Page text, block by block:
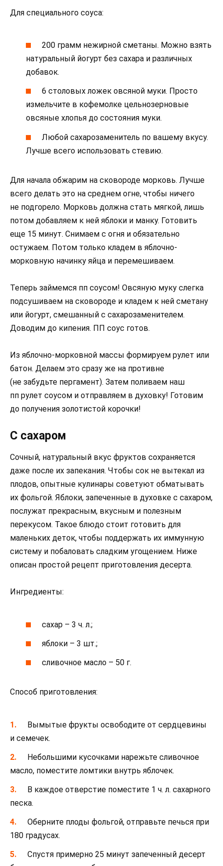
Для специального соуса:
200 грамм нежирной сметаны. Можно взять
натуральный йогурт без сахара и различных
добавок.
6 столовых ложек овсяной муки. Просто
измельчите в кофемолке цельнозерновые
овсяные хлопья до состояния муки.
Любой сахарозаменитель по вашему вкусу.
Лучше всего использовать стевию.
Для начала обжарим на сковороде морковь. Лучше
всего делать это на среднем огне, чтобы ничего
не подгорело. Морковь должна стать мягкой, лишь
потом добавляем к ней яблоки и манку. Готовить
еще 15 минут. Снимаем с огня и обязательно
остужаем. Потом только кладем в яблочно-
морковную начинку яйца и перемешиваем.
Теперь займемся пп соусом! Овсяную муку слегка
подсушиваем на сковороде и кладем к ней сметану
или йогурт, смешанный с сахарозаменителем.
Доводим до кипения. ПП соус готов.
Из яблочно-морковной массы формируем рулет или
батон. Делаем это сразу же на противне
(не забудьте пергамент). Затем поливаем наш
пп рулет соусом и отправляем в духовку! Готовим
до получения золотистой корочки!
С сахаром
Сочный, натуральный вкус фруктов сохраняется
даже после их запекания. Чтобы сок не вытекал из
плодов, опытные кулинары советуют обматывать
их фольгой. Яблоки, запеченные в духовке с сахаром,
послужат прекрасным, вкусным и полезным
перекусом. Такое блюдо стоит готовить для
маленьких деток, чтобы поддержать их иммунную
систему и побаловать сладким угощением. Ниже
описан простой рецепт приготовления десерта.
Ингредиенты:
сахар – 3 ч. л.;
яблоки – 3 шт.;
сливочное масло – 50 г.
Способ приготовления:
Вымытые фрукты освободите от сердцевины
и семечек.
Небольшими кусочками нарежьте сливочное
масло, поместите ломтики внутрь яблочек.
В каждое отверстие поместите 1 ч. л. сахарного
песка.
Оберните плоды фольгой, отправьте печься при
180 градусах.
Спустя примерно 25 минут запеченный десерт